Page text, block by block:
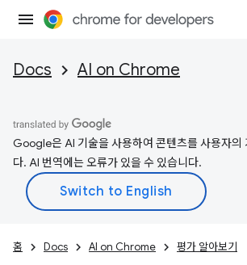
Docs AI on Chrome
Google은 AI 기술을 사용하여 콘텐츠를 사용자의
다. AI 번역에는 오류가 있을 수 있습니다.
홈 Docs AI on Chrome 평가 알아보기